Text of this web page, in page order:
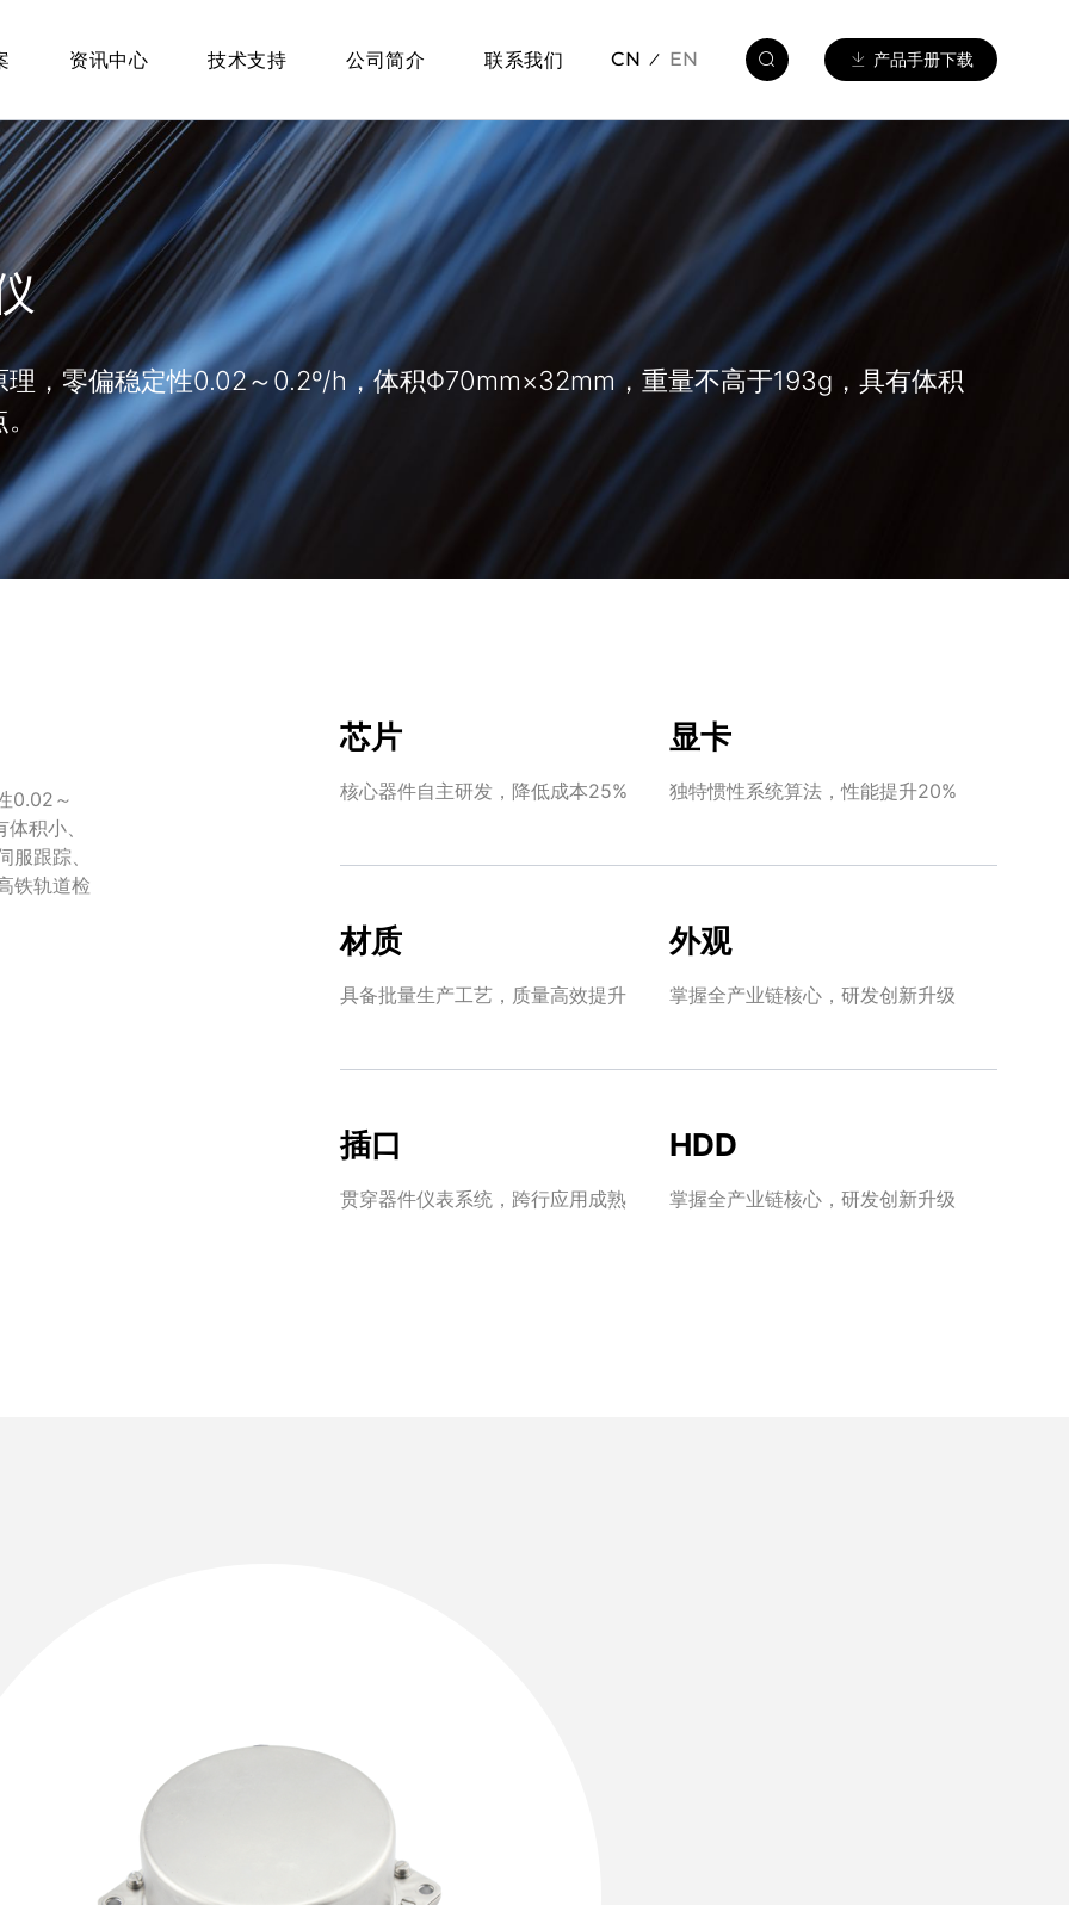
资讯中心 技术支持 公司简介 联系我们 CN EN 产品手册下载
，零偏稳定性0.02～0.2º/h，体积Φ70mm×32mm，重量不高于193g，具有体积
0.02～
积小、
跟踪、
铁轨道检
芯片
核心器件自主研发，降低成本25%
显卡
独特惯性系统算法，性能提升20%
材质
具备批量生产工艺，质量高效提升
外观
掌握全产业链核心，研发创新升级
插口
贯穿器件仪表系统，跨行应用成熟
HDD
掌握全产业链核心，研发创新升级